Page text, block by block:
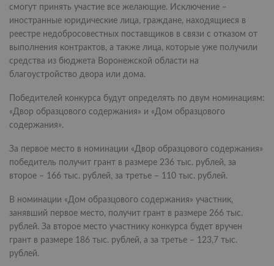
смогут принять участие все желающие. Исключение –
иностранные юридические лица, граждане, находящиеся в
реестре недобросовестных поставщиков в связи с отказом от
выполнения контрактов, а также лица, которые уже получили
средства из бюджета Воронежской области на
благоустройство двора или дома.
Победителей конкурса будут определять по двум номинациям:
«Двор образцового содержания» и «Дом образцового
содержания».
За первое место в номинации «Двор образцового содержания»
победитель получит грант в размере 236 тыс. рублей, за
второе – 166 тыс. рублей, за третье – 110 тыс. рублей.
В номинации «Дом образцового содержания» участник,
занявший первое место, получит грант в размере 266 тыс.
рублей. За второе место участнику конкурса будет вручен
грант в размере 186 тыс. рублей, а за третье – 123,7 тыс.
рублей.